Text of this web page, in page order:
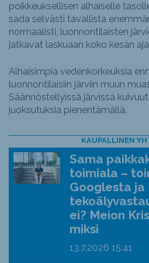
poikkeuksellisen alhaiselle
sada selvästi tavallista
normaalisti, luonnontilaisten
jatkavat laskuaan koko kesän
Alhaisimpia vedenkorkeuksia
luonnontilaisiin järviin muun
Säännöstellyissä järvissä
juoksutuksia pienentämällä.
KAUPALLINEN
Sama
toimiala –
Googlesta ja
ei? Meion
miksi
13.7.2026 15:41